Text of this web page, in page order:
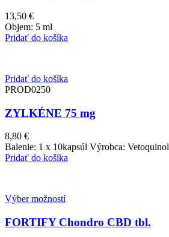
13,50 €
Objem: 5 ml
Pridať do košíka
Pridať do košíka
PROD0250
ZYLKÉNE 75 mg
8,80 €
Balenie: 1 x 10kapsúl Výrobca: Vetoquinol
Pridať do košíka
Výber možností
FORTIFY Chondro CBD tbl.